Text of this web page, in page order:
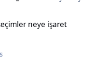
neye işaret